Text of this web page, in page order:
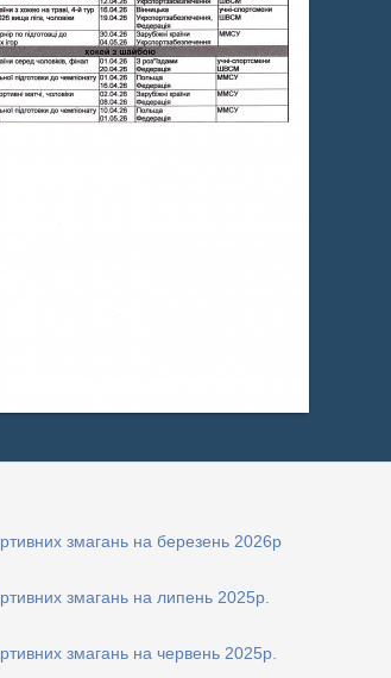
змагань на березень 2026р
змагань на липень 2025р.
змагань на червень 2025р.